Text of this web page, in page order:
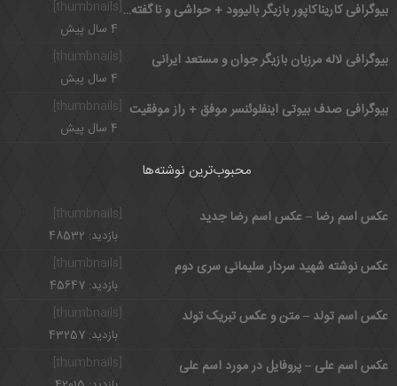
[thumbnails] بیوگرافی کاریناکاپور بازیگر بالیوود + حواشی و ناگفته های زندگی کاریناکاپور
4 سال پیش
بیوگرافی لاله مرزبان بازیگر جوان و مستعد ایرانی
4 سال پیش
بیوگرافی صدف بیوتی اینفلوئنسر موفق + راز موفقیت
4 سال پیش
محبوب‌ترین نوشته‌ها
عکس اسم رضا – عکس اسم رضا جدید
بازدید: 48532
[thumbnails]
عکس نوشته شهید سردار سلیمانی سری دوم
بازدید: 45647
عکس اسم تولد – متن و عکس تبریک تولد
بازدید: 43257
عکس اسم علی – پروفایل در مورد اسم علی